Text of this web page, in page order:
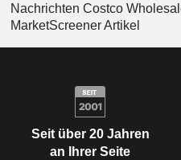
Nachrichten Costco
MarketScreener Artikel
Seit über 20 Jahren
an Ihrer Seite